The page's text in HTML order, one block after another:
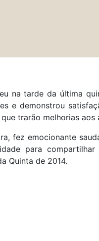
tarde da última
e demonstrou
trarão melhorias aos
fez emocionante
para
Quinta de 2014.